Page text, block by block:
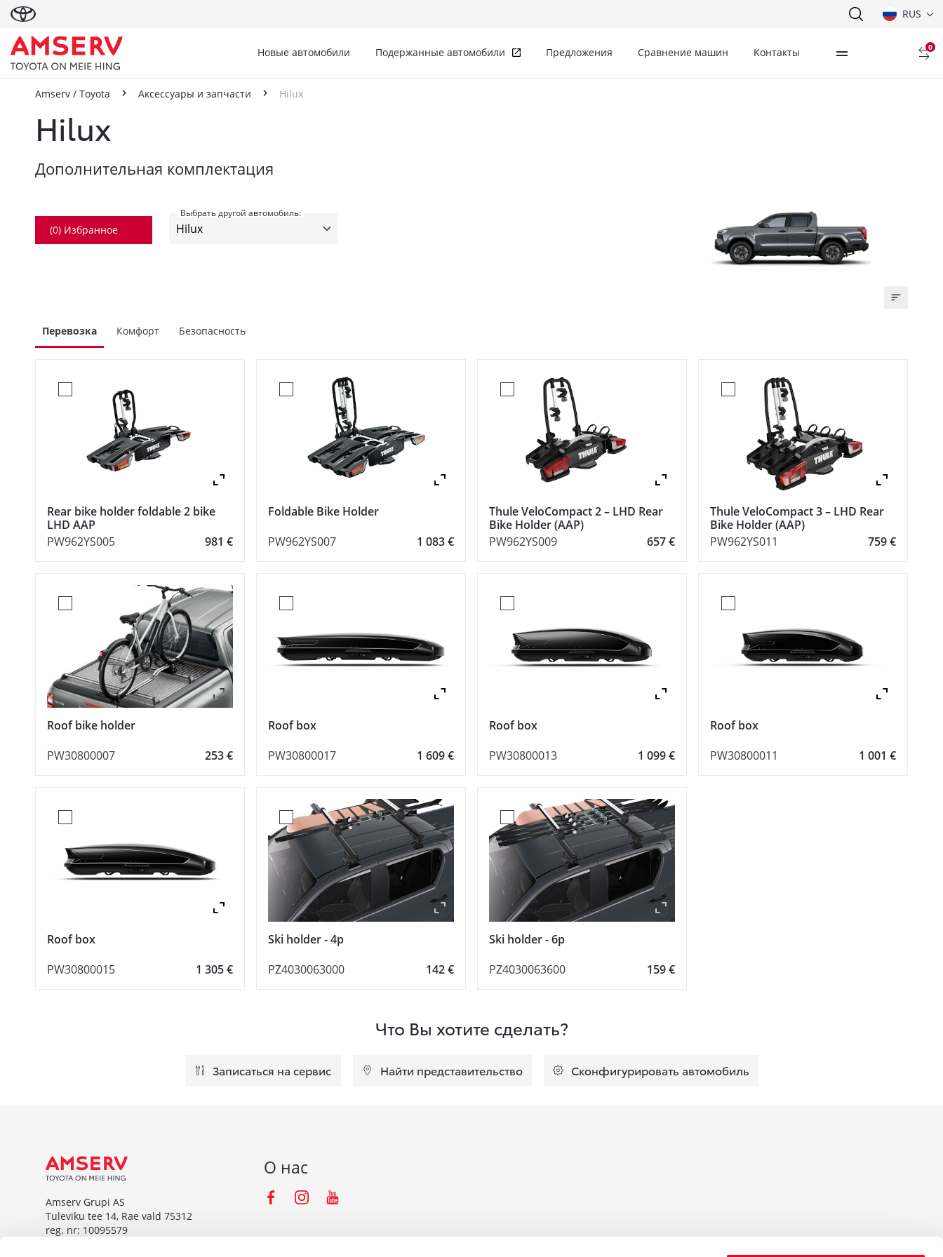
RUS
0
Новые автомобили Подержанные автомобили Предложения Сравнение машин Kонтакты
Amserv / Toyota Аксессуары и запчасти Hilux
Hilux
Дополнительная комплектация
(0) Избранное
Выбрать другой автомобиль:
Перевозка Комфорт Безопасность
Rear bike holder foldable 2 bike
LHD AAP
PW962YS005
981 €
Foldable Bike Holder
PW962YS007
1 083 €
Thule VeloCompact 2 – LHD Rear
Bike Holder (AAP)
PW962YS009
657 €
Thule VeloCompact 3 – LHD Rear
Bike Holder (AAP)
PW962YS011
759 €
Roof bike holder
PW30800007
253 €
Roof box
PW30800017
1 609 €
Roof box
PW30800013
1 099 €
Roof box
PW30800011
1 001 €
Roof box
PW30800015
1 305 €
Ski holder - 4p
PZ4030063000
142 €
Ski holder - 6p
PZ4030063600
159 €
Что Вы хотите сделать?
Записаться на сервис Найти представительство Сконфигурировать автомобиль
Amserv Grupi AS
Tuleviku tee 14, Rae vald 75312
reg. nr: 10095579
О нас
Facebooki ikoon
Instagrammi ikoon